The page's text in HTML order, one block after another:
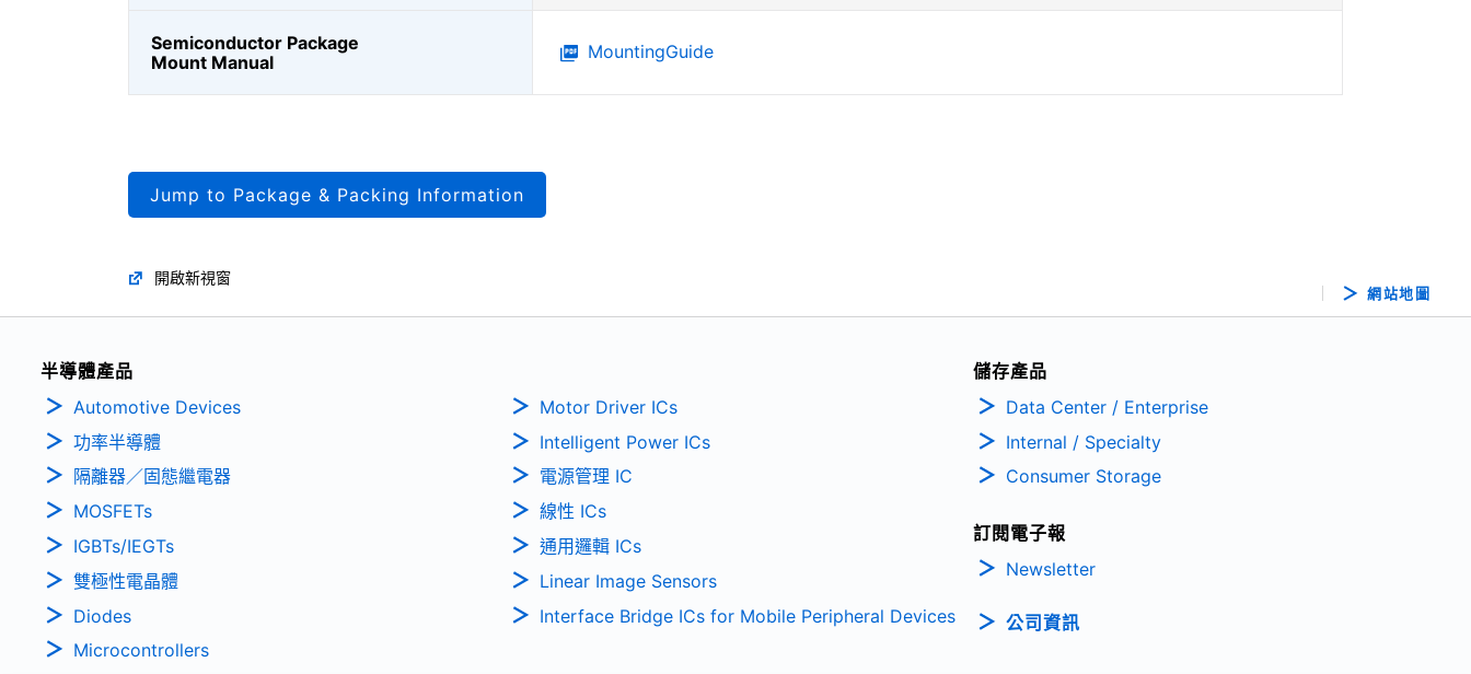
Semiconductor Package
Mount Manual
MountingGuide
Jump to Package & Packing Information
開啟新視窗
網站地圖
半導體產品
Automotive Devices
功率半導體
隔離器／固態繼電器
MOSFETs
IGBTs/IEGTs
雙極性電晶體
Diodes
Microcontrollers
Motor Driver ICs
Intelligent Power ICs
電源管理 IC
線性 ICs
通用邏輯 ICs
Linear Image Sensors
Interface Bridge ICs for Mobile Peripheral Devices
儲存產品
Data Center / Enterprise
Internal / Specialty
Consumer Storage
訂閱電子報
Newsletter
公司資訊